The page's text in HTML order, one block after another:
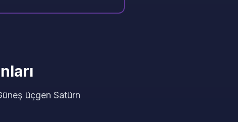
üçgen Satürn